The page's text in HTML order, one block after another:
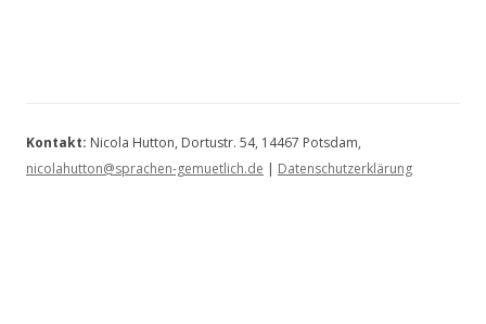
Kontakt: Nicola Hutton, Dortustr. 54, 14467 Potsdam,
nicolahutton@sprachen-gemuetlich.de | Datenschutzerklärung